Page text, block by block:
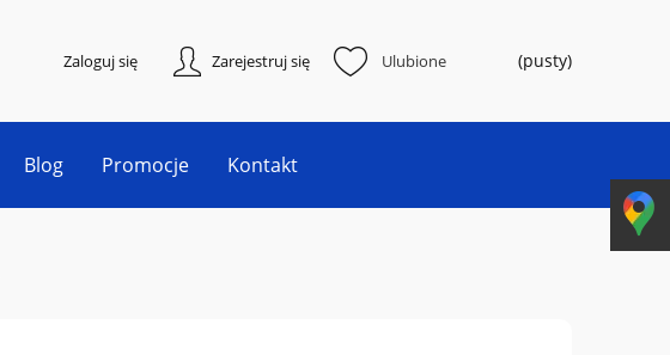
Zarejestruj się
Zaloguj się Ulubione (pusty)
Blog Promocje Kontakt